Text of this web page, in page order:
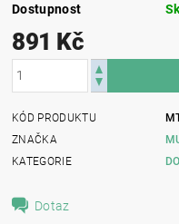
Dostupnost
891 Kč
KÓD PRODUKTU
ZNAČKA
KATEGORIE
Dotaz